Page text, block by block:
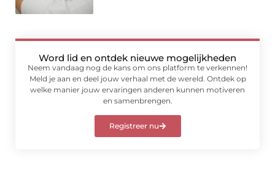
Word lid en ontdek nieuwe mogelijkheden
Neem vandaag nog de kans om ons platform te verkennen!
Meld je aan en deel jouw verhaal met de wereld. Ontdek op
welke manier jouw ervaringen anderen kunnen motiveren
en samenbrengen.
Registreer nu